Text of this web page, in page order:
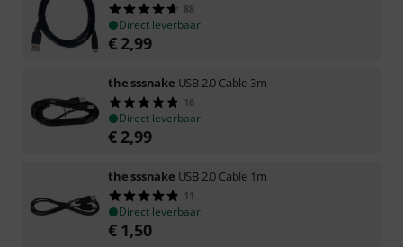
88
Direct leverbaar
€ 2,99
the sssnake USB 2.0 Cable 3m
16
Direct leverbaar
€ 2,99
the sssnake USB 2.0 Cable 1m
11
Direct leverbaar
€ 1,50